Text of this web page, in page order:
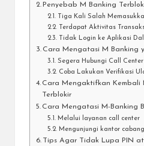
Penyebab M Banking
Tiga Kali Salah
Terdapat Aktivitas
Tidak Login ke Aplikasi
Cara Mengatasi M Banking
Segera Hubungi Call Center
Coba Lakukan Verifikasi
Cara Mengaktifkan Kembali
Terblokir
Cara Mengatasi M-Banking
Melalui layanan call center
Mengunjungi kantor
Tips Agar Tidak Lupa PIN